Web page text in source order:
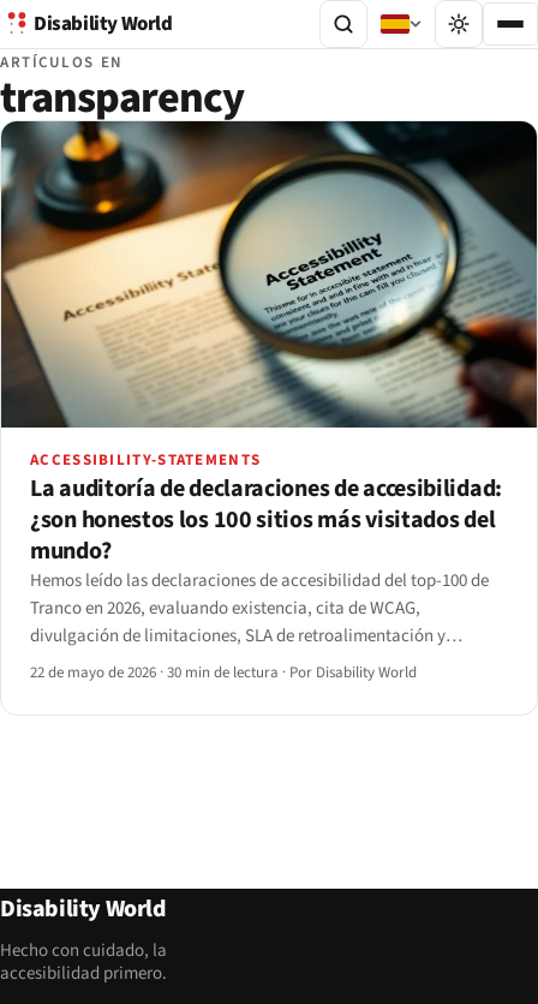
Disability World
ARTÍCULOS EN
transparency
ACCESSIBILITY-STATEMENTS
La auditoría de declaraciones de accesibilidad:
¿son honestos los 100 sitios más visitados del
mundo?
Hemos leído las declaraciones de accesibilidad del top-100 de
Tranco en 2026, evaluando existencia, cita de WCAG,
divulgación de limitaciones, SLA de retroalimentación y
conformidad comprobada — y medimos la brecha entre lo
22 de mayo de 2026 ·30 min de lectura · Por Disability World
Disability World
Hecho con cuidado, la
accesibilidad primero.